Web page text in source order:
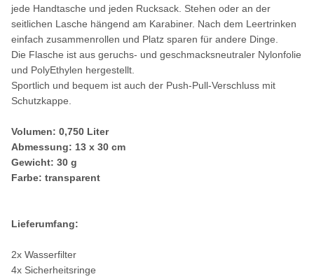
jede Handtasche und jeden Rucksack. Stehen oder an der
seitlichen Lasche hängend am Karabiner. Nach dem Leertrinken
einfach zusammenrollen und Platz sparen für andere Dinge.
Die Flasche ist aus geruchs- und geschmacksneutraler Nylonfolie
und PolyEthylen hergestellt.
Sportlich und bequem ist auch der Push-Pull-Verschluss mit
Schutzkappe.
Volumen: 0,750 Liter
Abmessung: 13 x 30 cm
Gewicht: 30 g
Farbe: transparent
Lieferumfang:
2x Wasserfilter
4x Sicherheitsringe